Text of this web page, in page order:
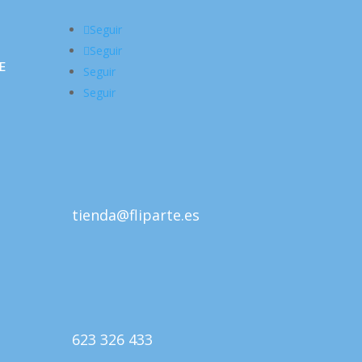
Seguir
Seguir
Seguir
Seguir
tienda@fliparte.es
623 326 433